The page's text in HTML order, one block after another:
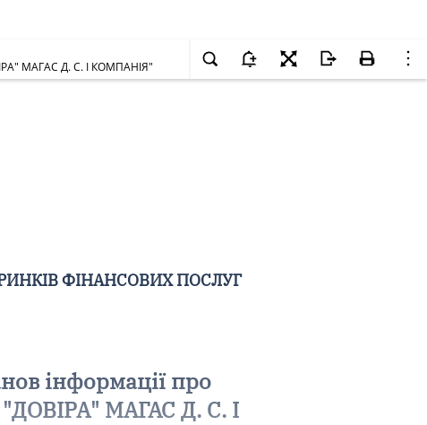
МАГАС Д. С. І КОМПАНІЯ"
ФІНАНСОВИХ ПОСЛУГ
інформації про
МАГАС Д. С. І